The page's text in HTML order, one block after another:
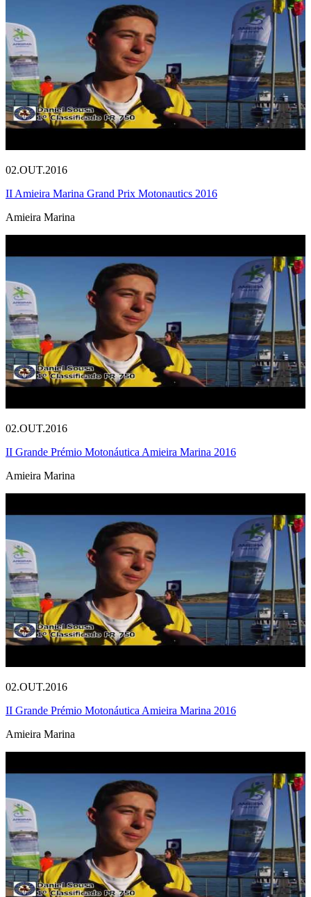
02.OUT.2016
II Amieira Marina Grand Prix Motonautics 2016
Amieira Marina
02.OUT.2016
II Grande Prémio Motonáutica Amieira Marina 2016
Amieira Marina
02.OUT.2016
II Grande Prémio Motonáutica Amieira Marina 2016
Amieira Marina